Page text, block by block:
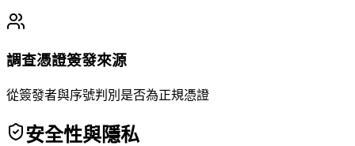
調查憑證簽發來源
從簽發者與序號判別是否為正規憑證
安全性與隱私